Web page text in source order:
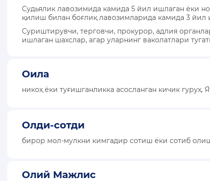
Судьялик лавозимида камида 5 йил ишлаган ёки
қилиш билан боғлиқ лавозимларида камида 3
Суриштирувчи, терговчи, прокурор, адлия
ишлаган шахслар, агар уларнинг ваколатлари
Оила
никоҳ ёки туғишганликка асосланган кичик
Олди-сотди
бирор мол-мулкни кимгадир сотиш ёки сотиб
Олий Мажлис